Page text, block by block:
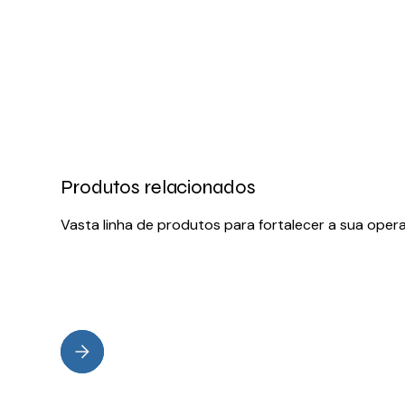
Produtos relacionados
Vasta linha de produtos para fortalecer a sua